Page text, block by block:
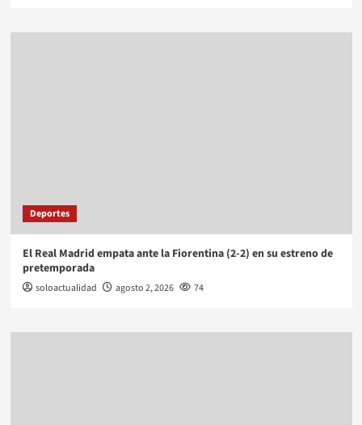
Deportes
El Real Madrid empata ante la Fiorentina (2-2) en su estreno de
pretemporada
soloactualidad agosto 2, 2026 74